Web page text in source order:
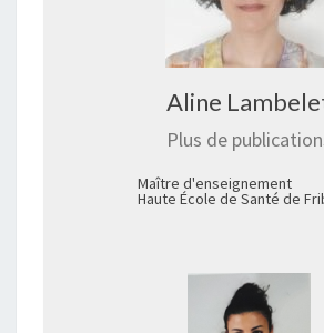
Aline
Plus de
Maître d'enseignement
Haute École de Santé de